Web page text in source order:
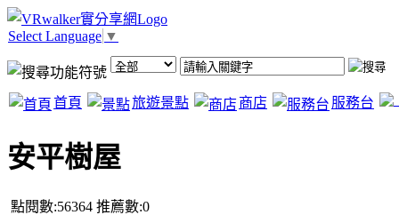
Select Language ▼
首頁 旅遊景點 商店 服務台
安平樹屋
點閱數:56364 推薦數:0